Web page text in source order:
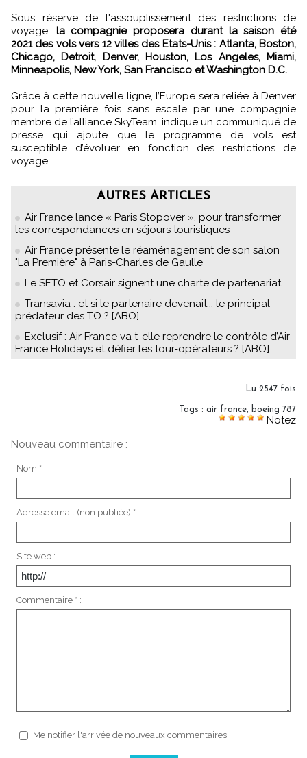
Sous réserve de l'assouplissement des restrictions de
voyage, la compagnie proposera durant la saison été
2021 des vols vers 12 villes des Etats-Unis : Atlanta, Boston,
Chicago, Detroit, Denver, Houston, Los Angeles, Miami,
Minneapolis, New York, San Francisco et Washington D.C.
Grâce à cette nouvelle ligne, l’Europe sera reliée à Denver
pour la première fois sans escale par une compagnie
membre de l’alliance SkyTeam, indique un communiqué de
presse qui ajoute que le programme de vols est
susceptible d’évoluer en fonction des restrictions de
voyage.
AUTRES ARTICLES
Air France lance « Paris Stopover », pour transformer
les correspondances en séjours touristiques
Air France présente le réaménagement de son salon
"La Première" à Paris-Charles de Gaulle
Le SETO et Corsair signent une charte de partenariat
Transavia : et si le partenaire devenait... le principal
prédateur des TO ? [ABO]
Exclusif : Air France va t-elle reprendre le contrôle d’Air
France Holidays et défier les tour-opérateurs ? [ABO]
Lu 2547 fois
Tags : air france, boeing 787
Notez
Nouveau commentaire :
Nom * :
Adresse email (non publiée) * :
Site web :
Commentaire * :
Me notifier l'arrivée de nouveaux commentaires